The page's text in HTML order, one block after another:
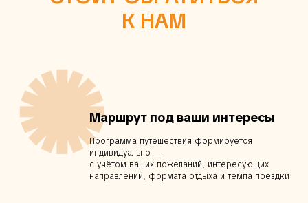
К НАМ
Маршрут под ваши интересы
Программа путешествия формируется
индивидуально —
с учётом ваших пожеланий, интересующих
направлений, формата отдыха и темпа поездки
✺